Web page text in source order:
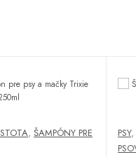
, ŠAMPÓNY PRE
PSY,